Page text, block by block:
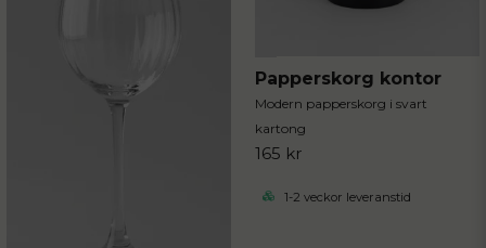
Papperskorg kontor
Modern papperskorg i svart
kartong
165 kr
1-2 veckor leveranstid